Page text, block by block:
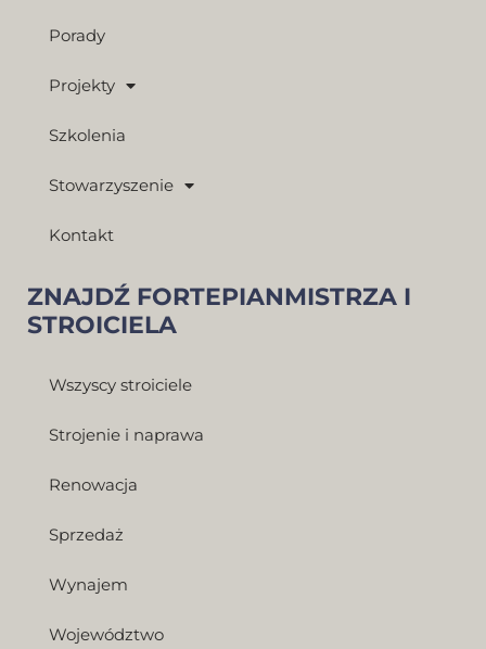
Porady
Projekty
Szkolenia
Stowarzyszenie
Kontakt
ZNAJDŹ FORTEPIANMISTRZA I
STROICIELA
Wszyscy stroiciele
Strojenie i naprawa
Renowacja
Sprzedaż
Wynajem
Województwo